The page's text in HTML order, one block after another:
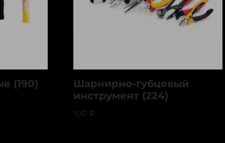
(190)
Шарнирно-губцевый
инструмент (224)
100 ₽